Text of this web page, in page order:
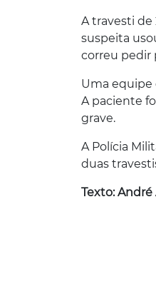
A travesti de
suspeita
correu pedir
Uma equipe
A paciente
grave.
A Polícia
duas
Texto: